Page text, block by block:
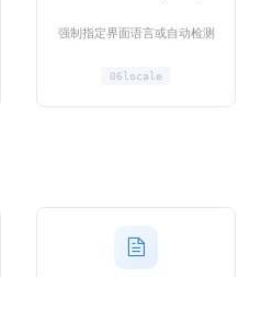
强制指定界面语言或自动检测
06locale